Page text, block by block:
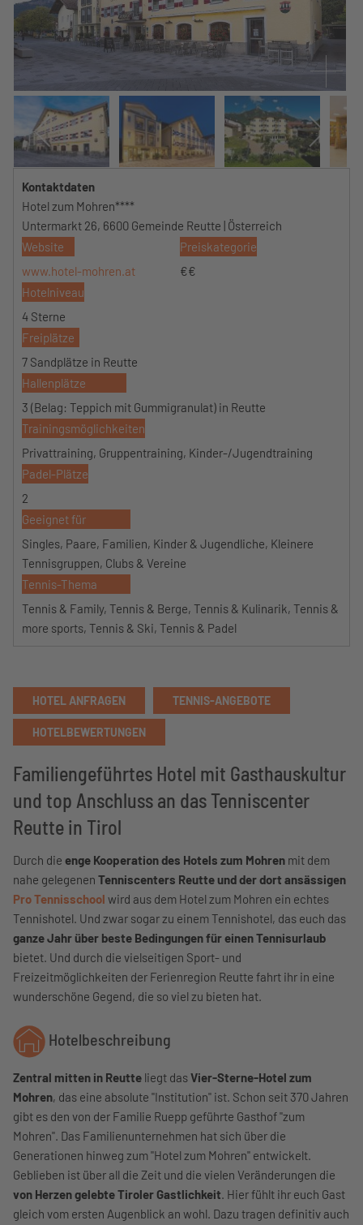
Kontaktdaten
Hotel zum Mohren****
Untermarkt 26, 6600 Gemeinde Reutte | Österreich
Website
www.hotel-mohren.at
Preiskategorie
€€
Hotelniveau
4 Sterne
Freiplätze
7 Sandplätze in Reutte
Hallenplätze
3 (Belag: Teppich mit Gummigranulat) in Reutte
Trainingsmöglichkeiten
Privattraining, Gruppentraining, Kinder-/Jugendtraining
Padel-Plätze
2
Geeignet für
Singles, Paare, Familien, Kinder & Jugendliche, Kleinere
Tennisgruppen, Clubs & Vereine
Tennis-Thema
Tennis & Family, Tennis & Berge, Tennis & Kulinarik, Tennis &
more sports, Tennis & Ski, Tennis & Padel
HOTEL ANFRAGEN TENNIS-ANGEBOTE
HOTELBEWERTUNGEN
Familiengeführtes Hotel mit Gasthauskultur
und top Anschluss an das Tenniscenter
Reutte in Tirol
Durch die enge Kooperation des Hotels zum Mohren mit dem
nahe gelegenen Tenniscenters Reutte und der dort ansässigen
Pro Tennisschool wird aus dem Hotel zum Mohren ein echtes
Tennishotel. Und zwar sogar zu einem Tennishotel, das euch das
ganze Jahr über beste Bedingungen für einen Tennisurlaub
bietet. Und durch die vielseitigen Sport- und
Freizeitmöglichkeiten der Ferienregion Reutte fahrt ihr in eine
wunderschöne Gegend, die so viel zu bieten hat.
Hotelbeschreibung
Zentral mitten in Reutte liegt dasVier-Sterne-Hotel zum
Mohren, das eine absolute "Institution" ist. Schon seit 370 Jahren
gibt es den von der Familie Ruepp geführte Gasthof "zum
Mohren". Das Familienunternehmen hat sich über die
Generationen hinweg zum "Hotel zum Mohren" entwickelt.
Geblieben ist über all die Zeit und die vielen Veränderungen die
von Herzen gelebte Tiroler Gastlichkeit. Hier fühlt ihr euch Gast
gleich vom ersten Augenblick an wohl. Dazu tragen definitiv auch